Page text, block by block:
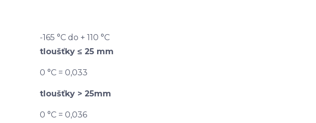
-165 °C do + 110 °C
tloušťky ≤ 25 mm
0 °C = 0,033
tloušťky > 25mm
0 °C = 0,036